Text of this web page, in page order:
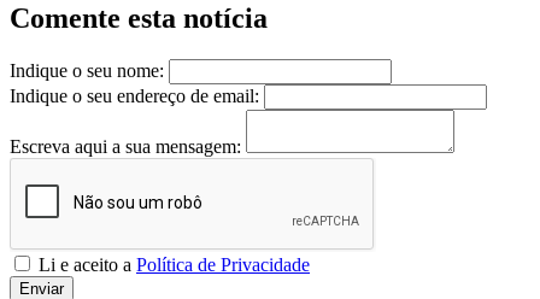
Comente esta notícia
Indique o seu nome:
Indique o seu endereço de email:
Escreva aqui a sua mensagem:
Li e aceito a Política de Privacidade
Enviar